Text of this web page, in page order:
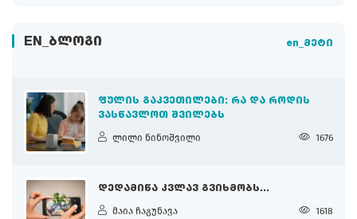
EN_ᲑᲚᲝᲒᲘ en_მეტი
ᲤᲣᲚᲘᲡ ᲒᲐᲙᲕᲔᲗᲘᲚᲔᲑᲘ: ᲠᲐ ᲓᲐ ᲠᲝᲓᲘᲡ
ᲕᲐᲡᲬᲐᲕᲚᲝᲗ ᲨᲕᲘᲚᲔᲑᲡ
ლილი ნინოშვილი 1676
ᲓᲔᲓᲐᲛᲘᲬᲐ ᲙᲕᲚᲐᲕ ᲒᲕᲘᲮᲛᲝᲑᲡ...
მაია ჩაგუნავა 1618